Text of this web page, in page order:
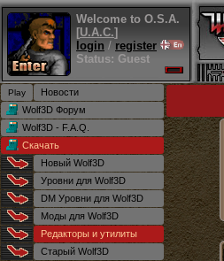
Welcome to O.S.A.
[U.A.C.]
login / register
Status: Guest
Новости
Wolf3D Форум
Wolf3D - F.A.Q.
Скачать
Новый Wolf3D
Уровни для Wolf3D
DM Уровни для Wolf3D
Моды для Wolf3D
Редакторы и утилиты
Старый Wolf3D